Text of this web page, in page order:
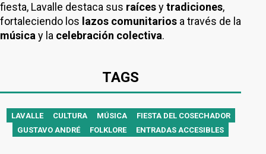
fiesta, Lavalle destaca sus raícesytradiciones,
fortaleciendo los lazos comunitarios a través de la
música y la celebración colectiva.
TAGS
LAVALLE CULTURA MÚSICA
FIESTA DEL COSECHADOR
GUSTAVO ANDRÉ
FOLKLORE ENTRADAS ACCESIBLES